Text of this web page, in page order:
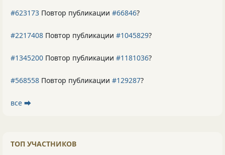
#623173 Повтор публикации #66846?
#2217408 Повтор публикации #1045829?
#1345200 Повтор публикации #1181036?
#568558 Повтор публикации #129287?
все ⮕
ТОП УЧАСТНИКОВ